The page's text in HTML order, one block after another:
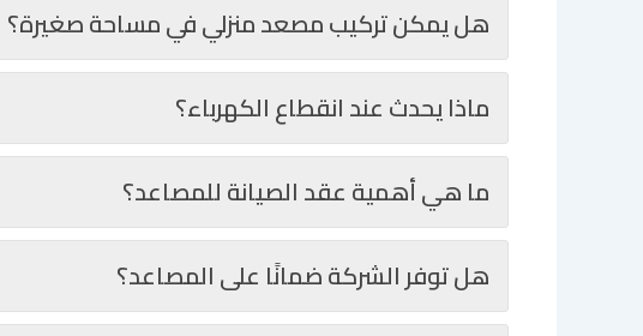
هل يمكن تركيب مصعد منزلي في مساحة صغيرة؟
ماذا يحدث عند انقطاع الكهرباء؟
ما هي أهمية عقد الصيانة للمصاعد؟
هل توفر الشركة ضمانًا على المصاعد؟